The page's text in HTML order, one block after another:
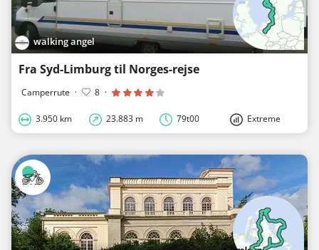
walking angel
Fra Syd-Limburg til Norges-rejse
Camperrute · 8 ·
3.950 km 23.883 m 79t00 Extreme